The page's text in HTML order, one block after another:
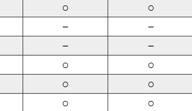
○ ○
－ －
－ －
○ ○
○ ○
○ ○